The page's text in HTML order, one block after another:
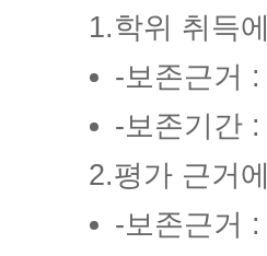
1.학위 취득
-보존근거
-보존기간
2.평가 근거
-보존근거